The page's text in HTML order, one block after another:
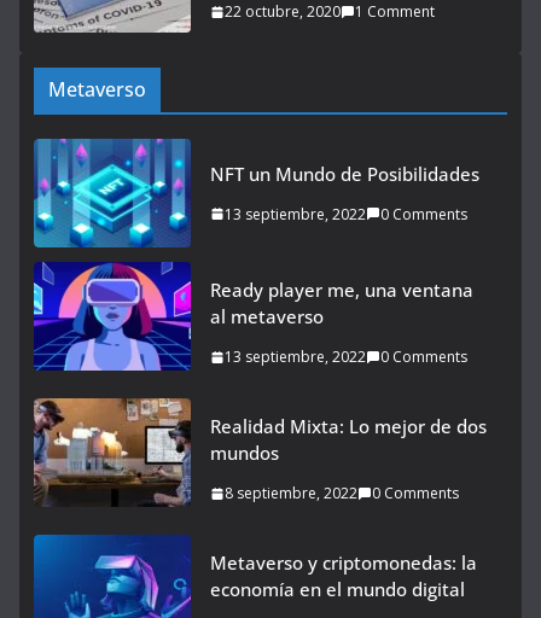
22 octubre, 2020 1 Comment
Metaverso
NFT un Mundo de Posibilidades
13 septiembre, 2022 0 Comments
Ready player me, una ventana
al metaverso
13 septiembre, 2022 0 Comments
Realidad Mixta: Lo mejor de dos
mundos
8 septiembre, 2022 0 Comments
Metaverso y criptomonedas: la
economía en el mundo digital